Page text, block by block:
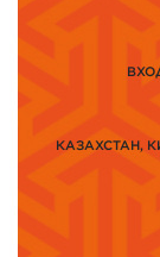
КАЗАХСТАН,